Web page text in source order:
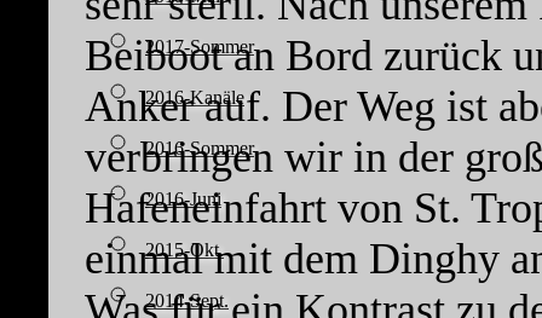
2017-Sommer
2016-Kanäle
2016-Sommer
2016-Juni
2015-Okt.
2014-Sept.
Beiboot an Bord zurück
Anker auf. Der Weg ist
verbringen wir in der
Hafeneinfahrt von St.
einmal mit dem Dinghy